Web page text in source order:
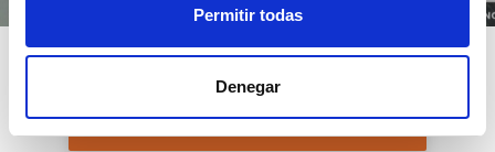
Permitir todas
Denegar
SOLICITAR INFORMACIÓN